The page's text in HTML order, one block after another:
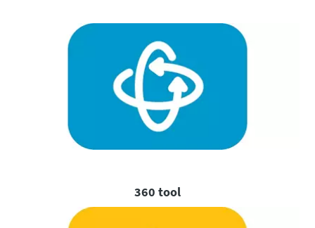
360 tool